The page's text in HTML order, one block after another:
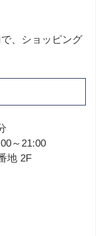
、ショッピング
～21:00
地 2F